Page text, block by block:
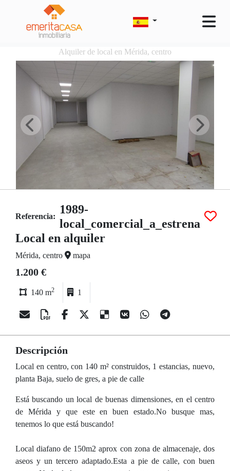
Alquiler de local en Mérida, centro
Referencia:
1989-
local_comercial_a_estrena
Local en alquiler
Mérida, centro mapa
1.200 €
140 m2 1
Descripción
Local en centro, con 140 m² construidos, 1 estancias, nuevo,
planta Baja, suelo de gres, a pie de calle
Está buscando un local de buenas dimensiones, en el centro
de Mérida y que este en buen estado.No busque mas,
tenemos lo que está buscando!
Local diafano de 150m2 aprox con zona de almacenaje, dos
aseos y un tercero adaptado.Esta a pie de calle, con buen